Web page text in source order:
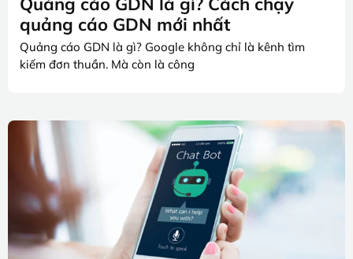
quảng cáo GDN mới nhất
Quảng cáo GDN là gì? Google không chỉ là kênh tìm
kiếm đơn thuần. Mà còn là công